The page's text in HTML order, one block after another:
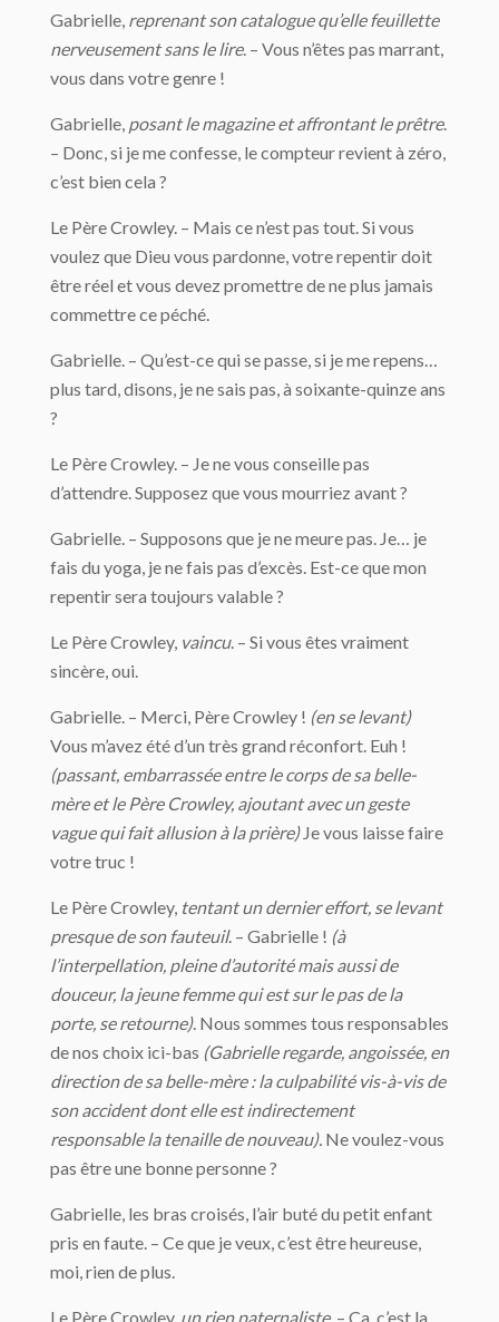
Gabrielle, reprenant son catalogue qu’elle feuillette
nerveusement sans le lire. – Vous n’êtes pas marrant,
vous dans votre genre !
Gabrielle, posant le magazine et affrontant le prêtre.
– Donc, si je me confesse, le compteur revient à zéro,
c’est bien cela ?
Le Père Crowley. – Mais ce n’est pas tout. Si vous
voulez que Dieu vous pardonne, votre repentir doit
être réel et vous devez promettre de ne plus jamais
commettre ce péché.
Gabrielle. – Qu’est-ce qui se passe, si je me repens…
plus tard, disons, je ne sais pas, à soixante-quinze ans
?
Le Père Crowley. – Je ne vous conseille pas
d’attendre. Supposez que vous mourriez avant ?
Gabrielle. – Supposons que je ne meure pas. Je… je
fais du yoga, je ne fais pas d’excès. Est-ce que mon
repentir sera toujours valable ?
Le Père Crowley, vaincu. – Si vous êtes vraiment
sincère, oui.
Gabrielle. – Merci, Père Crowley ! (en se levant)
Vous m’avez été d’un très grand réconfort. Euh !
(passant, embarrassée entre le corps de sa belle-
mère et le Père Crowley, ajoutant avec un geste
vague qui fait allusion à la prière)Je vous laisse faire
votre truc !
Le Père Crowley, tentant un dernier effort, se levant
presque de son fauteuil. – Gabrielle ! (à
l’interpellation, pleine d’autorité mais aussi de
douceur, la jeune femme qui est sur le pas de la
porte, se retourne). Nous sommes tous responsables
de nos choix ici-bas (Gabrielle regarde, angoissée, en
direction de sa belle-mère : la culpabilité vis-à-vis de
son accident dont elle est indirectement
responsable la tenaille de nouveau). Ne voulez-vous
pas être une bonne personne ?
Gabrielle, les bras croisés, l’air buté du petit enfant
pris en faute. – Ce que je veux, c’est être heureuse,
moi, rien de plus.
Le Père Crowley, un rien paternaliste. – Ça, c’est la